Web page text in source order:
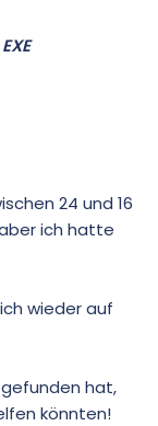
24 und 16
ich hatte
wieder auf
hat,
könnten!